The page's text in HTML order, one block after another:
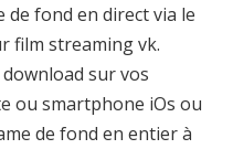
fond en direct via le
film streaming vk.
sur vos
ou smartphone iOs ou
de fond en entier à